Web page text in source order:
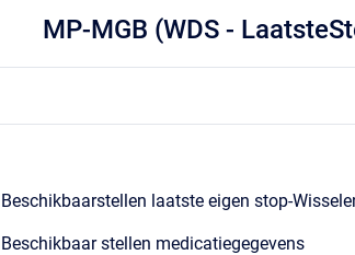
MP-MGB (WDS -
Beschikbaarstellen laatste eigen stop-
Beschikbaar stellen medicatiegegevens